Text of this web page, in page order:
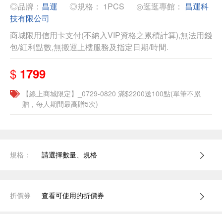
◎品牌： 昌運 ◎規格： 1PCS ◎逛逛專館： 昌運科
技有限公司
商城限用信用卡支付(不納入VIP資格之累積計算),無法用錢
包/紅利點數,無搬運上樓服務及指定日期/時間.
$ 1799
【線上商城限定】_0729-0820 滿$2200送100點(單筆不累
贈，每人期間最高贈5次)
規格： 請選擇數量、規格
折價券 查看可使用的折價券